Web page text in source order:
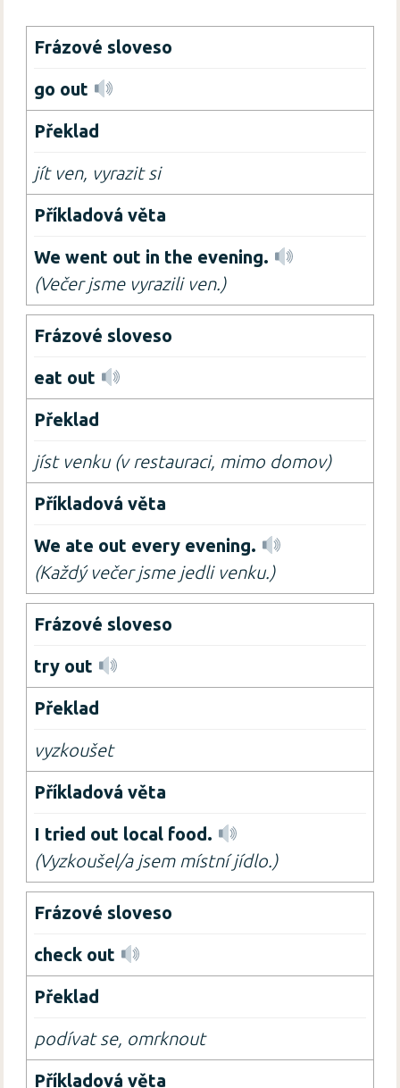
go out
jít ven, vyrazit si
We went out in the evening.
(Večer jsme vyrazili ven.)
eat out
jíst venku (v restauraci, mimo domov)
We ate out every evening.
(Každý večer jsme jedli venku.)
try out
vyzkoušet
I tried out local food.
(Vyzkoušel/a jsem místní jídlo.)
check out
podívat se, omrknout